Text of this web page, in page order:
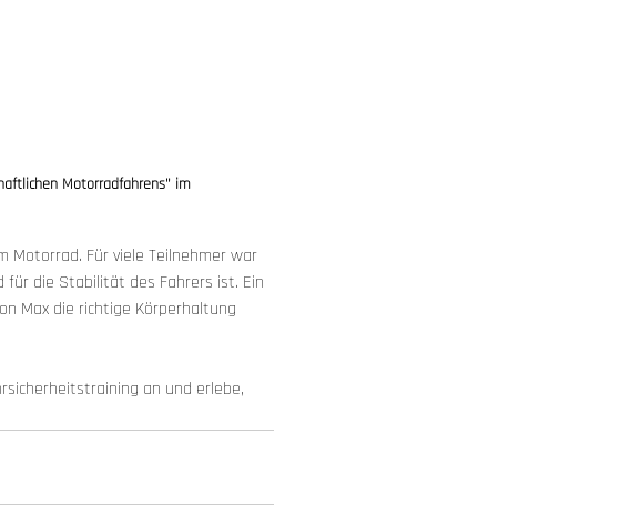
Motorradfahrens" im
Motorrad. Für viele Teilnehmer war
für die Stabilität des Fahrers ist. Ein
Max die richtige Körperhaltung
an und erlebe,